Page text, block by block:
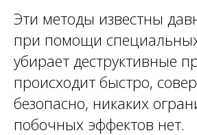
Эти методы известны
при помощи
убирает деструктивные
происходит быстро,
безопасно, никаких
побочных эффектов нет.